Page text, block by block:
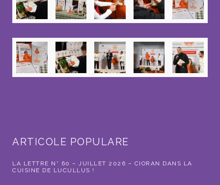
ARTICOLE POPULARE
LA LETTRE N° 60 – JUILLET 2026 – CIORAN DANS LA
CUISINE DE LUCULLUS !